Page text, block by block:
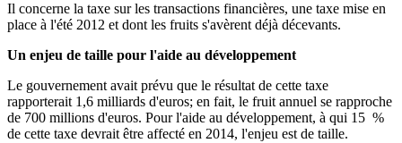
Il concerne la taxe sur les transactions financières, une taxe mise en
place à l'été 2012 et dont les fruits s'avèrent déjà décevants.
Un enjeu de taille pour l'aide au développement
Le gouvernement avait prévu que le résultat de cette taxe
rapporterait 1,6 milliards d'euros; en fait, le fruit annuel se rapproche
de 700 millions d'euros. Pour l'aide au développement, à qui 15 %
de cette taxe devrait être affecté en 2014, l'enjeu est de taille.